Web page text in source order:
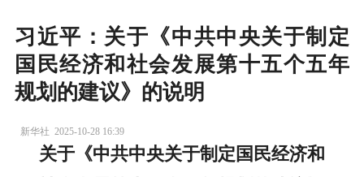
习近平：关于《中共中央关于制定
国民经济和社会发展第十五个五年
规划的建议》的说明
新华社 2025-10-28 16:39
关于《中共中央关于制定国民经济和